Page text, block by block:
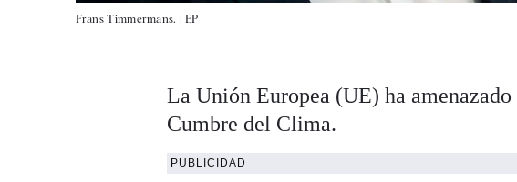
Frans Timmermans. | EP
La Unión Europea (UE) ha amenazado
Cumbre del Clima.
PUBLICIDAD